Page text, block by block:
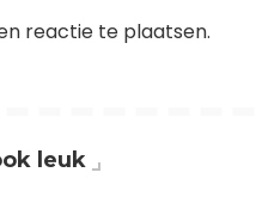
reactie te plaatsen.
leuk